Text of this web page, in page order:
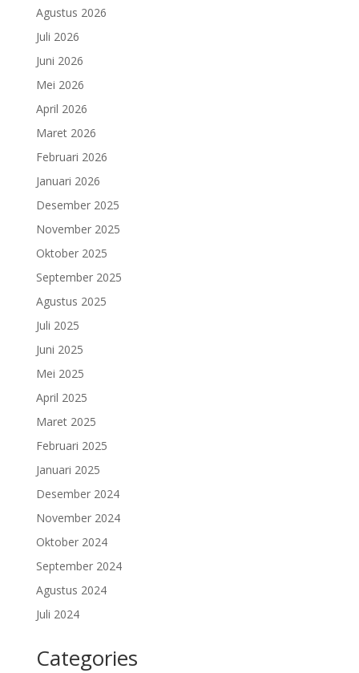
Agustus 2026
Juli 2026
Juni 2026
Mei 2026
April 2026
Maret 2026
Februari 2026
Januari 2026
Desember 2025
November 2025
Oktober 2025
September 2025
Agustus 2025
Juli 2025
Juni 2025
Mei 2025
April 2025
Maret 2025
Februari 2025
Januari 2025
Desember 2024
November 2024
Oktober 2024
September 2024
Agustus 2024
Juli 2024
Categories